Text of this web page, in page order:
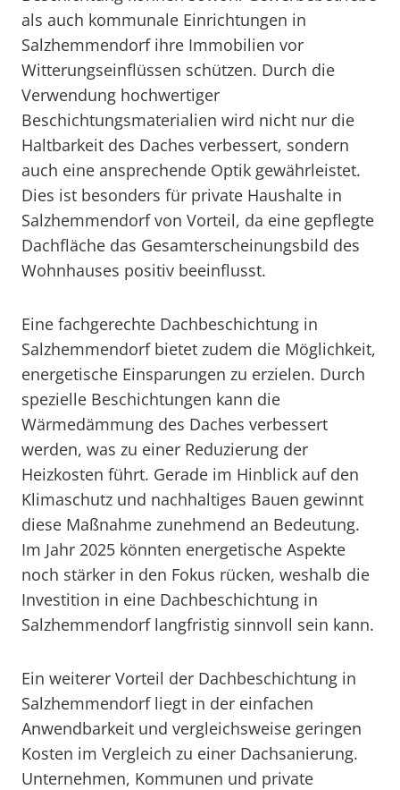
als auch kommunale Einrichtungen in
Salzhemmendorf ihre Immobilien vor
Witterungseinflüssen schützen. Durch die
Verwendung hochwertiger
Beschichtungsmaterialien wird nicht nur die
Haltbarkeit des Daches verbessert, sondern
auch eine ansprechende Optik gewährleistet.
Dies ist besonders für private Haushalte in
Salzhemmendorf von Vorteil, da eine gepflegte
Dachfläche das Gesamterscheinungsbild des
Wohnhauses positiv beeinflusst.
Eine fachgerechte Dachbeschichtung in
Salzhemmendorf bietet zudem die Möglichkeit,
energetische Einsparungen zu erzielen. Durch
spezielle Beschichtungen kann die
Wärmedämmung des Daches verbessert
werden, was zu einer Reduzierung der
Heizkosten führt. Gerade im Hinblick auf den
Klimaschutz und nachhaltiges Bauen gewinnt
diese Maßnahme zunehmend an Bedeutung.
Im Jahr 2025 könnten energetische Aspekte
noch stärker in den Fokus rücken, weshalb die
Investition in eine Dachbeschichtung in
Salzhemmendorf langfristig sinnvoll sein kann.
Ein weiterer Vorteil der Dachbeschichtung in
Salzhemmendorf liegt in der einfachen
Anwendbarkeit und vergleichsweise geringen
Kosten im Vergleich zu einer Dachsanierung.
Unternehmen, Kommunen und private